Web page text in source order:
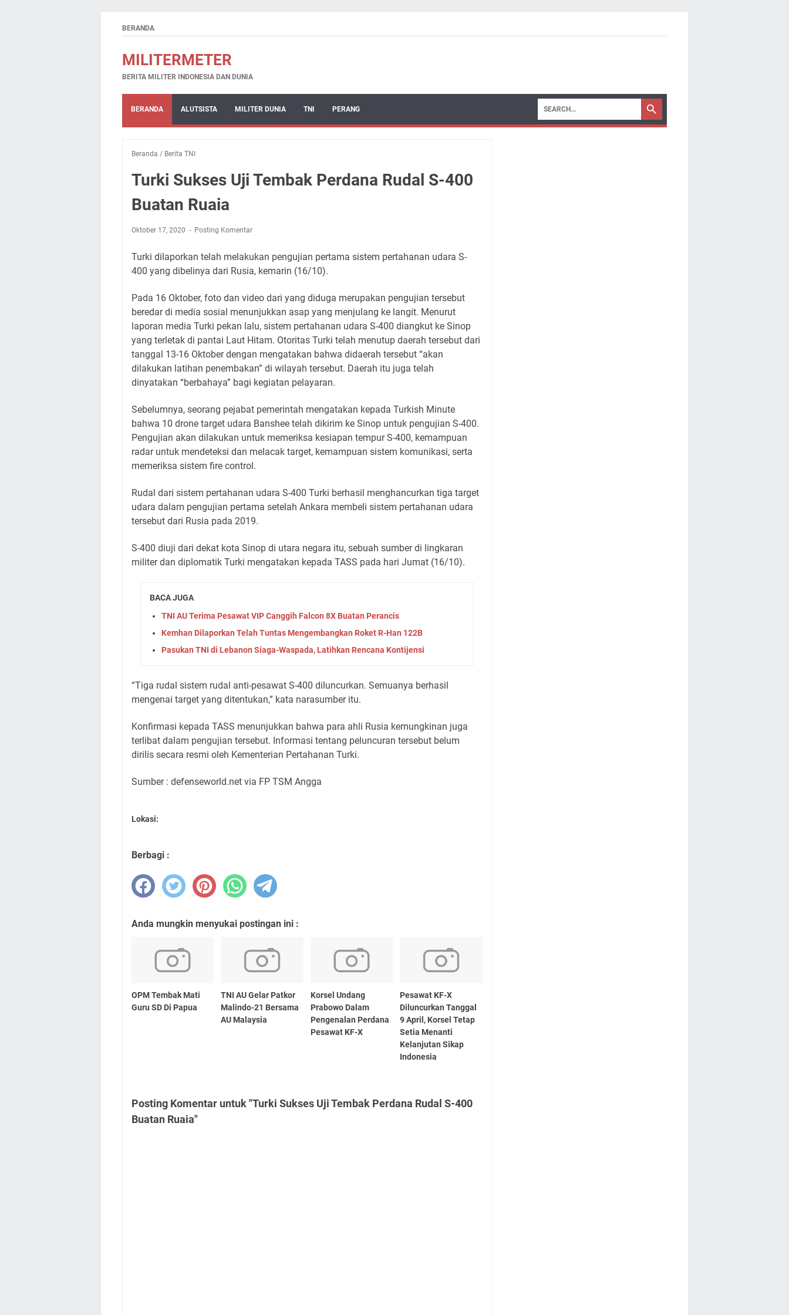
BERANDA
MILITERMETER
BERITA MILITER INDONESIA DAN DUNIA
BERANDA ALUTSISTA MILITER DUNIA TNI PERANG
Beranda / Berita TNI
Turki Sukses Uji Tembak Perdana Rudal S-400
Buatan Ruaia
Oktober 17, 2020 Posting Komentar
Turki dilaporkan telah melakukan pengujian pertama sistem pertahanan udara S-
400 yang dibelinya dari Rusia, kemarin (16/10).
Pada 16 Oktober, foto dan video dari yang diduga merupakan pengujian tersebut
beredar di media sosial menunjukkan asap yang menjulang ke langit. Menurut
laporan media Turki pekan lalu, sistem pertahanan udara S-400 diangkut ke Sinop
yang terletak di pantai Laut Hitam. Otoritas Turki telah menutup daerah tersebut dari
tanggal 13-16 Oktober dengan mengatakan bahwa didaerah tersebut “akan
dilakukan latihan penembakan” di wilayah tersebut. Daerah itu juga telah
dinyatakan “berbahaya” bagi kegiatan pelayaran.
Sebelumnya, seorang pejabat pemerintah mengatakan kepada Turkish Minute
bahwa 10 drone target udara Banshee telah dikirim ke Sinop untuk pengujian S-400.
Pengujian akan dilakukan untuk memeriksa kesiapan tempur S-400, kemampuan
radar untuk mendeteksi dan melacak target, kemampuan sistem komunikasi, serta
memeriksa sistem fire control.
Rudal dari sistem pertahanan udara S-400 Turki berhasil menghancurkan tiga target
udara dalam pengujian pertama setelah Ankara membeli sistem pertahanan udara
tersebut dari Rusia pada 2019.
S-400 diuji dari dekat kota Sinop di utara negara itu, sebuah sumber di lingkaran
militer dan diplomatik Turki mengatakan kepada TASS pada hari Jumat (16/10).
BACA JUGA
TNI AU Terima Pesawat VIP Canggih Falcon 8X Buatan Perancis
Kemhan Dilaporkan Telah Tuntas Mengembangkan Roket R-Han 122B
Pasukan TNI di Lebanon Siaga-Waspada, Latihkan Rencana Kontijensi
“Tiga rudal sistem rudal anti-pesawat S-400 diluncurkan. Semuanya berhasil
mengenai target yang ditentukan,” kata narasumber itu.
Konfirmasi kepada TASS menunjukkan bahwa para ahli Rusia kemungkinan juga
terlibat dalam pengujian tersebut. Informasi tentang peluncuran tersebut belum
dirilis secara resmi oleh Kementerian Pertahanan Turki.
Sumber : defenseworld.net via FP TSM Angga
Lokasi:
Berbagi :
Anda mungkin menyukai postingan ini :
OPM Tembak Mati
Guru SD Di Papua
TNI AU Gelar Patkor
Malindo-21 Bersama
AU Malaysia
Korsel Undang
Prabowo Dalam
Pengenalan Perdana
Pesawat KF-X
Pesawat KF-X
Diluncurkan Tanggal
9 April, Korsel Tetap
Setia Menanti
Kelanjutan Sikap
Indonesia
Posting Komentar untuk "Turki Sukses Uji Tembak Perdana Rudal S-400
Buatan Ruaia"